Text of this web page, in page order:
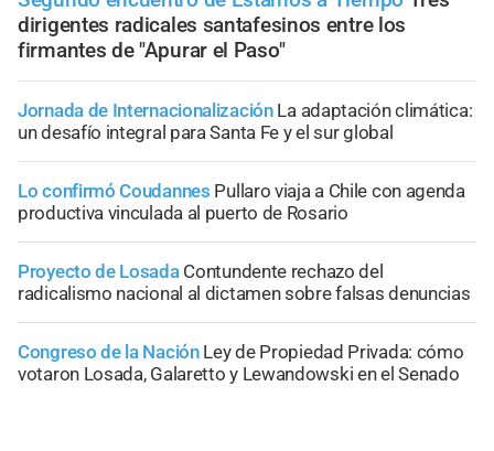
dirigentes radicales santafesinos entre los
firmantes de "Apurar el Paso"
Jornada de Internacionalización La adaptación climática:
un desafío integral para Santa Fe y el sur global
Lo confirmó Coudannes Pullaro viaja a Chile con agenda
productiva vinculada al puerto de Rosario
Proyecto de Losada Contundente rechazo del
radicalismo nacional al dictamen sobre falsas denuncias
Congreso de la Nación Ley de Propiedad Privada: cómo
votaron Losada, Galaretto y Lewandowski en el Senado